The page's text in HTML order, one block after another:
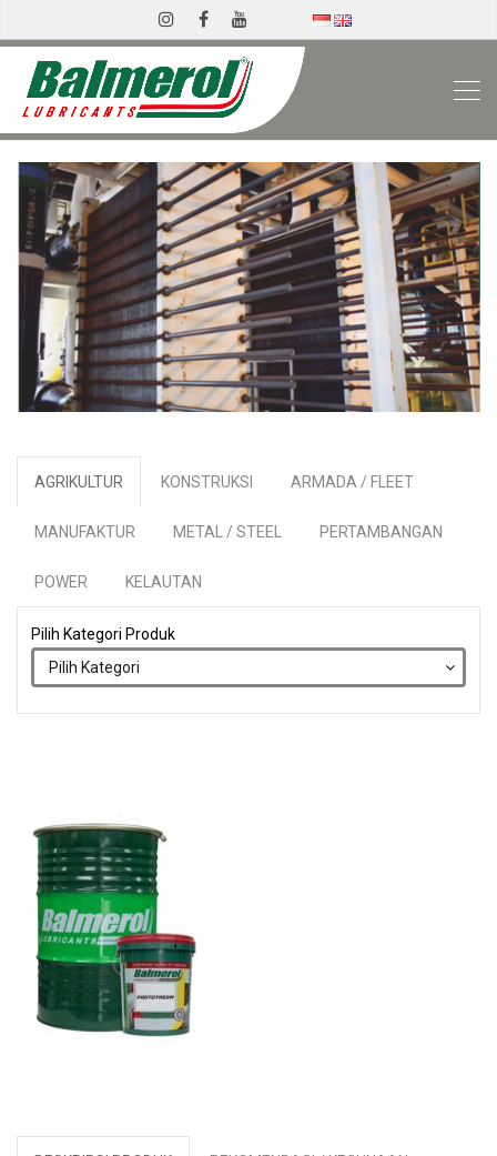
AGRIKULTUR KONSTRUKSI ARMADA / FLEET
MANUFAKTUR METAL / STEEL PERTAMBANGAN
POWER KELAUTAN
Pilih Kategori Produk